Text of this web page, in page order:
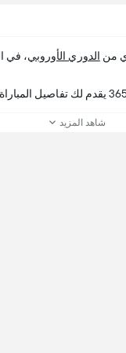
من الدوري الأوروبي
شاهد المزيد